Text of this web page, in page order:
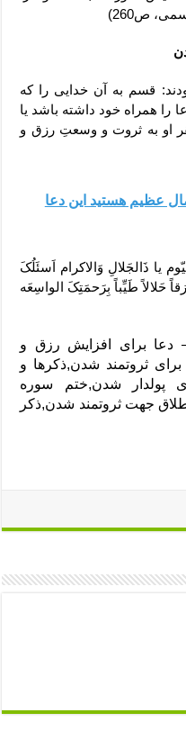
ص260)
قسم به آن خدایی را که
همراه خود داشته باشد یا
او به ثروت و وسعتِ رزق و
عظیم هستید این دعا
یا ذَالجَلالِ وَالاکرام اَسئَلُکَ
حَلالاً طَیِّباً بِرَحمَتِکَ الواسِعَه
دعا برای افزایش رزق و
ثروتمند شدن,ذکرها و
پولدار شدن,ختم سوره
جهت ثروتمند شدن,ذکر